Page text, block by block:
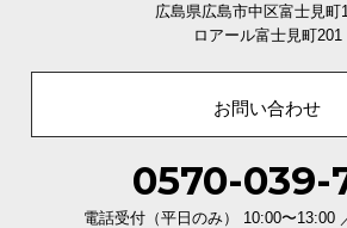
広島県広島市中区富士見町
ロアール富士見町201
お問い合わせ
0570-039-
電話受付（平日のみ） 10:00〜13:00